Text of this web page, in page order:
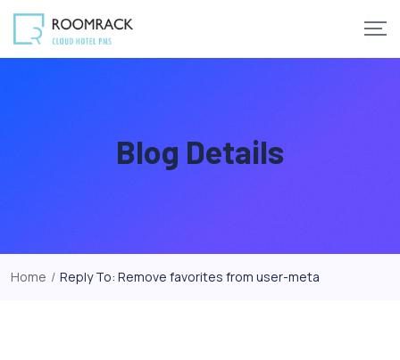
Skip
content
Blog Details
Home / Reply To: Remove favorites from user-meta